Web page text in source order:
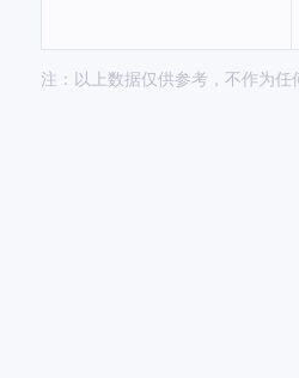
注：以上数据仅供参考，不作为